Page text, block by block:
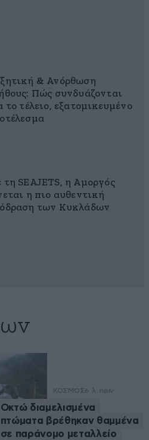
& Ανόρθωση
Πώς συνδυάζονται
το τέλειο, εξατομικευμένο
SEAJETS, η Αμοργός
η πιο αυθεντική
των Κυκλάδων
ΚΟΣΜΟΣ6 λ. πριν
Οκτώ διαμελισμένα
πτώματα βρέθηκαν θαμμένα
σε παράνομο μεταλλείο